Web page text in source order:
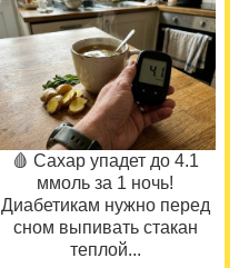
🩸 Сахар упадет до 4.1
ммоль за 1 ночь!
Диабетикам нужно перед
сном выпивать стакан
теплой...